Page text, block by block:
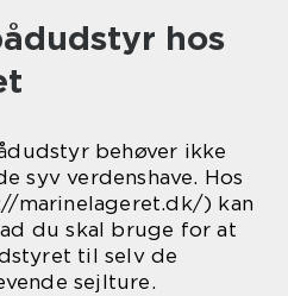
hos
behøver ikke
syv verdenshave. Hos
marinelageret.dk/) kan
du skal bruge for at
til selv de
sejlture.